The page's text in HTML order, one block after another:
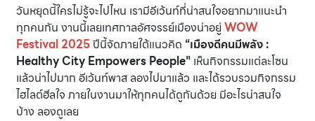
วันหยุดนี้ใครไม่รู้จะไปไหน เรามีอีเว้นท์ที่น่าสนใจอยากมาแนะนำ
ทุกคนกัน งานนี้เลยเทศกาลอัศจรรย์เมืองน่าอยู่ WOW
Festival 2025ปีนี้จัดภายใต้แนวคิด “เมืองดีคนมีพลัง :
Healthy City Empowers People" เห็นกิจกรรมแต่ละโซน
แล้วน่าไปมาก อีเว้นท์พาส ลองไปมาแล้ว และได้รวบรวมกิจกรรม
ไฮไลต์ฮีลใจ ภายในงานมาให้ทุกคนได้ดูกันด้วย มีอะไรน่าสนใจ
บ้าง ลองดูเลย